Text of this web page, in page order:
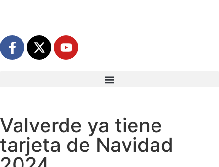
Valverde ya tiene
tarjeta de Navidad